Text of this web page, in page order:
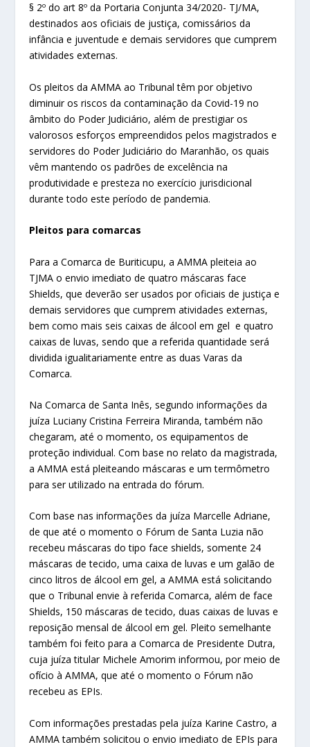
§ 2º do art 8º da Portaria Conjunta 34/2020- TJ/MA,
destinados aos oficiais de justiça, comissários da
infância e juventude e demais servidores que cumprem
atividades externas.
Os pleitos da AMMA ao Tribunal têm por objetivo
diminuir os riscos da contaminação da Covid-19 no
âmbito do Poder Judiciário, além de prestigiar os
valorosos esforços empreendidos pelos magistrados e
servidores do Poder Judiciário do Maranhão, os quais
vêm mantendo os padrões de excelência na
produtividade e presteza no exercício jurisdicional
durante todo este período de pandemia.
Pleitos para comarcas
Para a Comarca de Buriticupu, a AMMA pleiteia ao
TJMA o envio imediato de quatro máscaras face
Shields, que deverão ser usados por oficiais de justiça e
demais servidores que cumprem atividades externas,
bem como mais seis caixas de álcool em gel e quatro
caixas de luvas, sendo que a referida quantidade será
dividida igualitariamente entre as duas Varas da
Comarca.
Na Comarca de Santa Inês, segundo informações da
juíza Luciany Cristina Ferreira Miranda, também não
chegaram, até o momento, os equipamentos de
proteção individual. Com base no relato da magistrada,
a AMMA está pleiteando máscaras e um termômetro
para ser utilizado na entrada do fórum.
Com base nas informações da juíza Marcelle Adriane,
de que até o momento o Fórum de Santa Luzia não
recebeu máscaras do tipo face shields, somente 24
máscaras de tecido, uma caixa de luvas e um galão de
cinco litros de álcool em gel, a AMMA está solicitando
que o Tribunal envie à referida Comarca, além de face
Shields, 150 máscaras de tecido, duas caixas de luvas e
reposição mensal de álcool em gel. Pleito semelhante
também foi feito para a Comarca de Presidente Dutra,
cuja juíza titular Michele Amorim informou, por meio de
ofício à AMMA, que até o momento o Fórum não
recebeu as EPIs.
Com informações prestadas pela juíza Karine Castro, a
AMMA também solicitou o envio imediato de EPIs para